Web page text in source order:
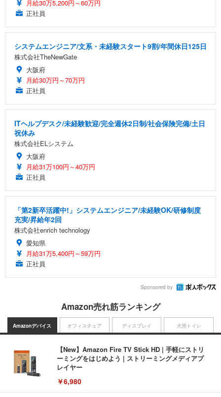
月給30万5,200円～60万円
正社員
システムエンジニア/文系・未経験スタート9割/年間休日125日
株式会社TheNewGate
大阪府
月給30万円～70万円
正社員
ITヘルプデスク/未経験歓迎/完全週休2日制/社会保険完備/土日
祝休み
株式会社ELシステム
大阪府
月給31万100円～40万円
正社員
「第2新卒活躍中!」システムエンジニア/未経験OK/研修制度
充実/昇給年2回
株式会社enrich technology
愛知県
月給31万5,400円～59万円
正社員
Sponsored by
Amazon売れ筋ランキング
Amazonデバイス
【New】Amazon Fire TV Stick HD | 手軽にストリ
ーミングをはじめよう | ストリーミングメディアプ
レイヤー
￥6,980
オフィスチェア ディスプレイ 犬用トイレ